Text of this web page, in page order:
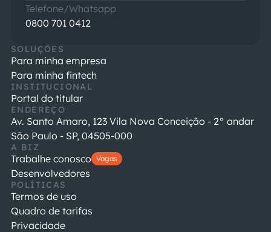
SOLUÇÕES
Para minha empresa
Para minha fintech
INSTITUCIONAL
Portal do titular
ENDEREÇO
Av. Santo Amaro, 123 Vila Nova Conceição - 2° andar
São Paulo - SP, 04505-000
A BIZ
Trabalhe conosco Vagas
Desenvolvedores
POLÍTICAS
Termos de uso
Quadro de tarifas
Privacidade
Telefone/Whatsapp
0800 701 0412